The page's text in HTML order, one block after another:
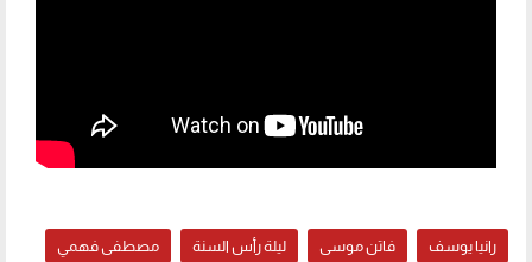
رانيا يوسف فاتن موسى ليلة رأس السنة مصطفى فهمي